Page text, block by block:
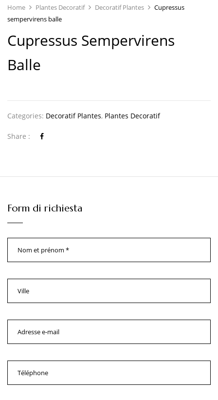
Home Plantes Decoratif Decoratif Plantes
Cupressus
sempervirens balle
Cupressus Sempervirens
Balle
Categories: Decoratif Plantes, Plantes Decoratif
Share :
Form di richiesta